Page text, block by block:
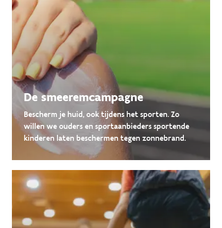
De smeeremcampagne
Bescherm je huid, ook tijdens het sporten. Zo
willen we ouders en sportaanbieders sportende
kinderen laten beschermen tegen zonnebrand.